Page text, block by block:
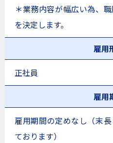
＊業務内容が幅広い為、
を決定します。
雇用
正社員
雇用
雇用期間の定めなし（末
ております）